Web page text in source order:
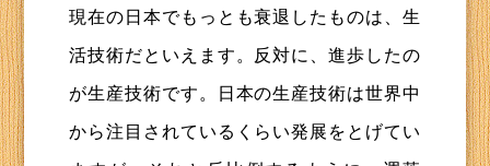
現在の日本でもっとも衰退したものは、生
活技術だといえます。反対に、進歩したの
が生産技術です。日本の生産技術は世界中
から注目されているくらい発展をとげてい